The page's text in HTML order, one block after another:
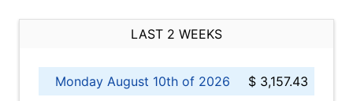
LAST 2 WEEKS
Monday August 10th of 2026
$ 3,157.43